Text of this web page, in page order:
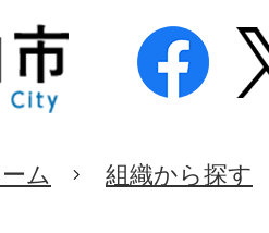
ム 組織から探す